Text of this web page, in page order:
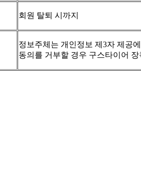
회원 탈퇴 시까지
정보주체는 개인정보 제3자 제공
동의를 거부할 경우 구스타이어